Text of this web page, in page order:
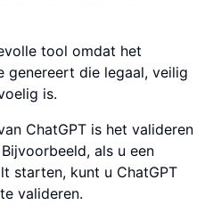
tool omdat het
genereert die legaal, veilig
is.
ChatGPT is het valideren
als u een
starten, kunt u ChatGPT
valideren.